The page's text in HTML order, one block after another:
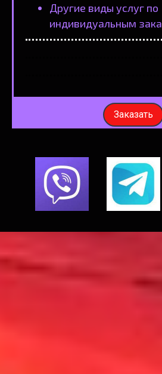
Другие виды услуг по
индивидуальным
Заказать